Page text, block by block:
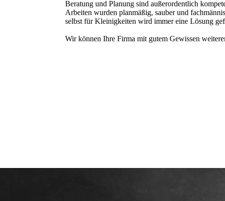
Beratung und Planung sind außerordentlich
Arbeiten wurden planmäßig, sauber und
selbst für Kleinigkeiten wird immer eine Lösung
Wir können Ihre Firma mit gutem Gewissen